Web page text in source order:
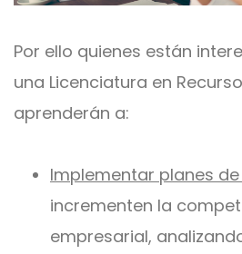
Por ello quienes están
una Licenciatura en
aprenderán a:
Implementar planes
incrementen la
empresarial,